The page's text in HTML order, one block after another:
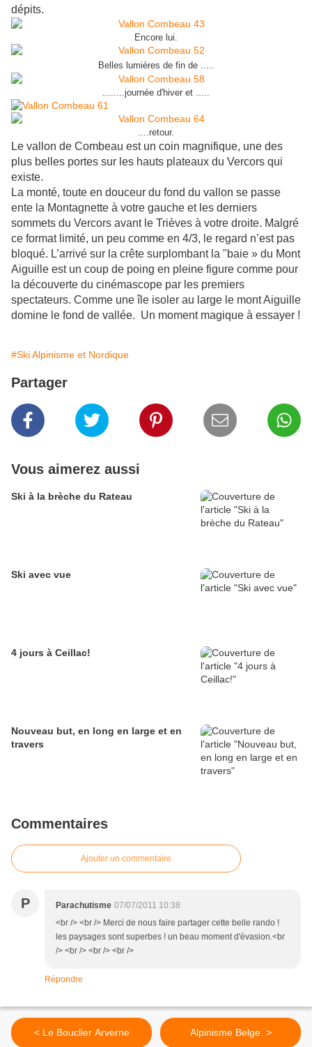
dépits.
Encore lui.
Belles lumières de fin de .....
........journée d'hiver et .....
....retour.
Le vallon de Combeau est un coin magnifique, une des
plus belles portes sur les hauts plateaux du Vercors qui
existe.
La monté, toute en douceur du fond du vallon se passe
ente la Montagnette à votre gauche et les derniers
sommets du Vercors avant le Trièves à votre droite. Malgré
ce format limité, un peu comme en 4/3, le regard n’est pas
bloqué. L’arrivé sur la crête surplombant la "baie » du Mont
Aiguille est un coup de poing en pleine figure comme pour
la découverte du cinémascope par les premiers
spectateurs. Comme une île isoler au large le mont Aiguille
domine le fond de vallée. Un moment magique à essayer !
#Ski Alpinisme et Nordique
Partager
Vous aimerez aussi
Ski à la brèche du Rateau
Ski avec vue
4 jours à Ceillac!
Nouveau but, en long en large et en
travers
Commentaires
Ajouter un commentaire
P Parachutisme 07/07/2011 10:38
<br /> <br /> Merci de nous faire partager cette belle rando !
les paysages sont superbes ! un beau moment d'évasion.<br
/> <br /> <br /> <br />
Répondre
< Le Bouclier Arverne Alpinisme Belge. >